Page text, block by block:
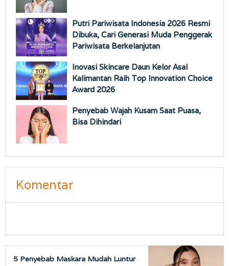
Putri Pariwisata Indonesia 2026 Resmi
Dibuka, Cari Generasi Muda Penggerak
Pariwisata Berkelanjutan
Inovasi Skincare Daun Kelor Asal
Kalimantan Raih Top Innovation Choice
Award 2026
Penyebab Wajah Kusam Saat Puasa,
Bisa Dihindari
Komentar
5 Penyebab Maskara Mudah Luntur